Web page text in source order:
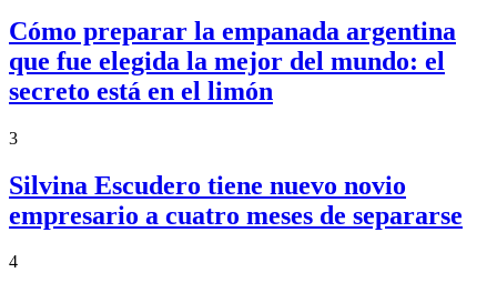
Cómo preparar la empanada argentina
que fue elegida la mejor del mundo: el
secreto está en el limón
3
Silvina Escudero tiene nuevo novio
empresario a cuatro meses de separarse
4